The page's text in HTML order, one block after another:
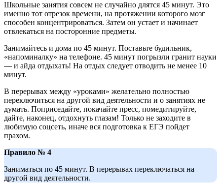
Школьные занятия совсем не случайно длятся 45 минут. Это
именно тот отрезок времени, на протяжении которого мозг
способен концентрироваться. Затем он устает и начинает
отвлекаться на посторонние предметы.
Занимайтесь и дома по 45 минут. Поставьте будильник,
«напоминалку» на телефоне. 45 минут погрызли гранит науки
— и айда отдыхать! На отдых следует отводить не менее 10
минут.
В перерывах между «уроками» желательно полностью
переключиться на другой вид деятельности и о занятиях не
думать. Поприседайте, покачайте пресс, помедитируйте,
дайте, наконец, отдохнуть глазам! Только не заходите в
любимую соцсеть, иначе вся подготовка к ЕГЭ пойдет
прахом.
Правило № 4
Заниматься по 45 минут. В перерывах переключаться на
другой вид деятельности.